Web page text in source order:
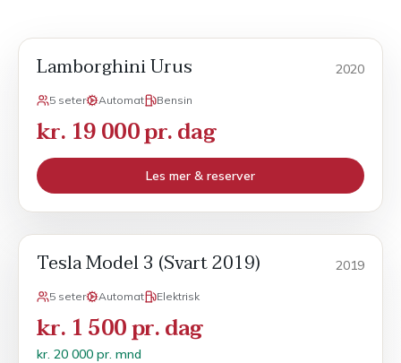
POPULÆR
Lamborghini Urus 2020
5 seter Automat Bensin
kr. 19 000 pr. dag
Les mer & reserver
Tesla Model 3 (Svart 2019) 2019
5 seter Automat Elektrisk
kr. 1 500 pr. dag
kr. 20 000 pr. mnd